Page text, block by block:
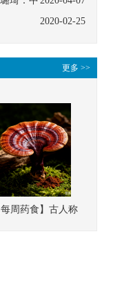
2020-02-25
更多 >>
每周药食】古人称